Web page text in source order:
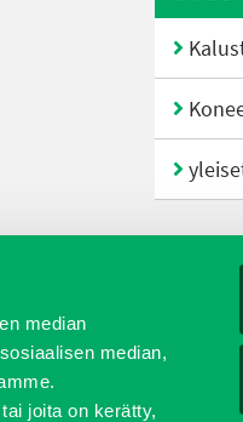
median
median,
joita on kerätty,